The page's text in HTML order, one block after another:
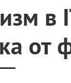
в
от